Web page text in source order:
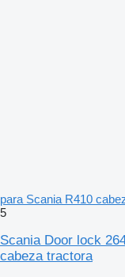
para Scania R410
5
Scania Door lock
cabeza tractora